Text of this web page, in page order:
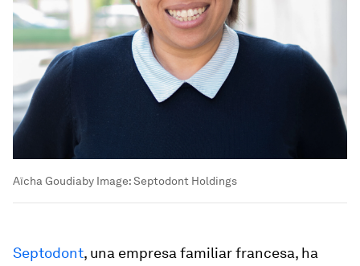
Aïcha Goudiaby Image:Septodont Holdings
Septodont, una empresa familiar francesa, ha